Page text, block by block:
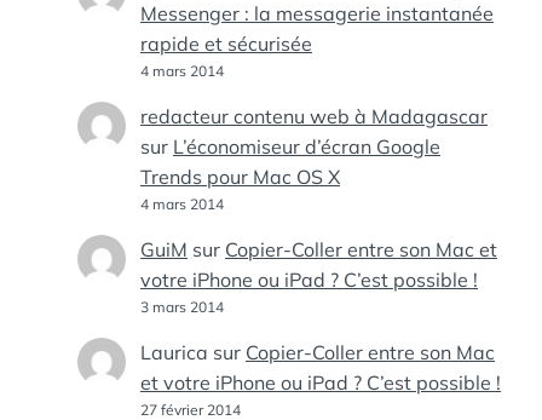
Messenger : la messagerie instantanée
rapide et sécurisée
4 mars 2014
redacteur contenu web à Madagascar
sur L’économiseur d’écran Google
Trends pour Mac OS X
4 mars 2014
GuiM sur Copier-Coller entre son Mac et
votre iPhone ou iPad ? C’est possible !
3 mars 2014
Laurica sur Copier-Coller entre son Mac
et votre iPhone ou iPad ? C’est possible !
27 février 2014